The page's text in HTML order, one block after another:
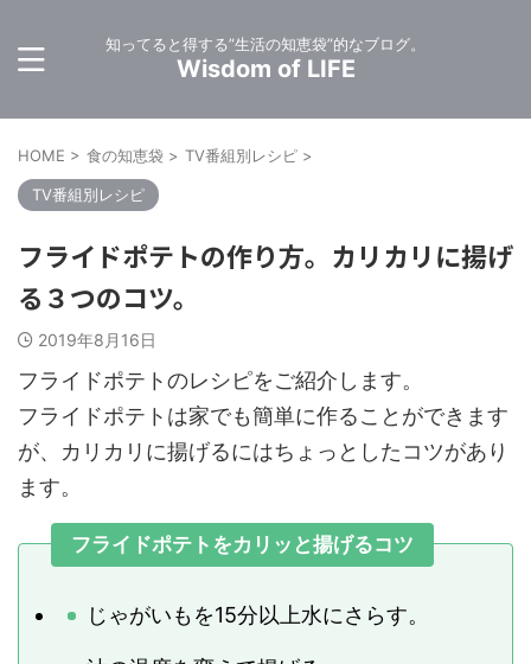
知ってると得する”生活の知恵袋”的なブログ。
Wisdom of LIFE
HOME > 食の知恵袋 > TV番組別レシピ >
TV番組別レシピ
フライドポテトの作り方。カリカリに揚げ
る３つのコツ。
2019年8月16日
フライドポテトのレシピをご紹介します。
フライドポテトは家でも簡単に作ることができます
が、カリカリに揚げるにはちょっとしたコツがあり
ます。
フライドポテトをカリッと揚げるコツ
じゃがいもを15分以上水にさらす。